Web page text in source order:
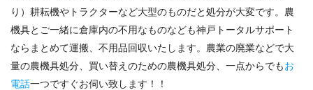
り）耕耘機やトラクターなど大型のものだと処分が大変です。農
機具とご一緒に倉庫内の不用なものなども神戸トータルサポート
ならまとめて運搬、不用品回収いたします。農業の廃業などで大
量の農機具処分、買い替えのための農機具処分、一点からでもお
電話一つですぐお伺い致します！！